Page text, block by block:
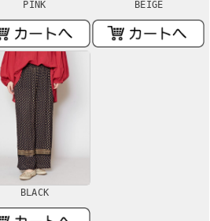
PINK BEIGE
BLACK